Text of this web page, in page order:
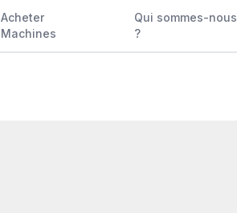
Acheter
Machines
Qui sommes-nous
?